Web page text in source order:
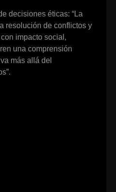
decisiones éticas: “La
resolución de conflictos y
impacto social,
una comprensión
más allá del